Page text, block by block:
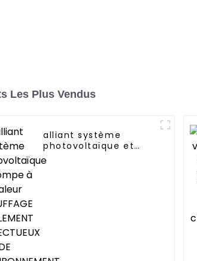
Les Plus Vendus
alliant système
photovoltaïque et
pompe à chaleur
CHAUFFAGE